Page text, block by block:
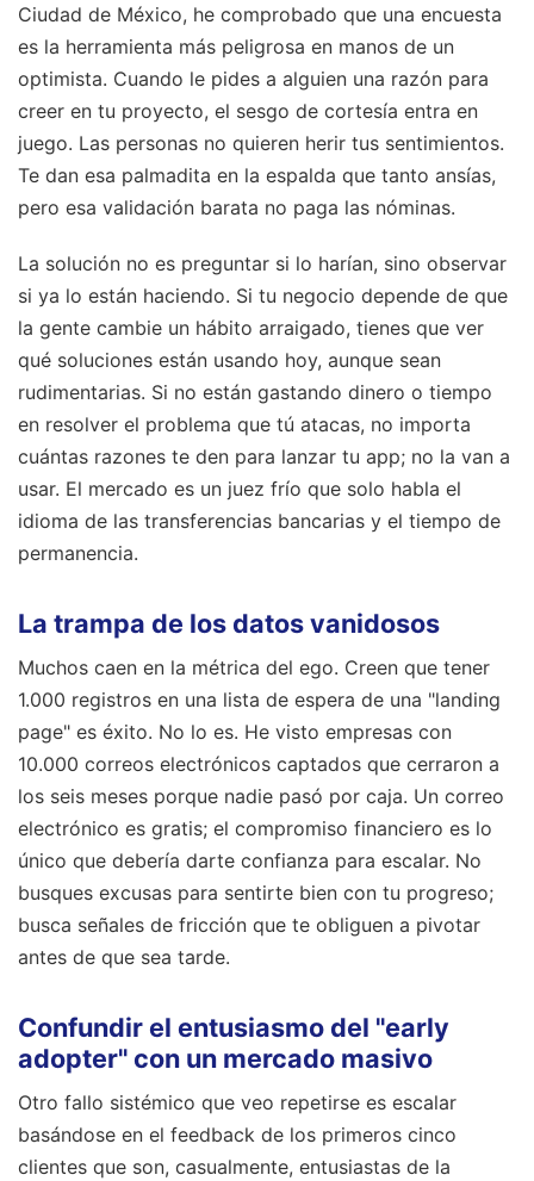
Ciudad de México, he comprobado que una encuesta
es la herramienta más peligrosa en manos de un
optimista. Cuando le pides a alguien una razón para
creer en tu proyecto, el sesgo de cortesía entra en
juego. Las personas no quieren herir tus sentimientos.
Te dan esa palmadita en la espalda que tanto ansías,
pero esa validación barata no paga las nóminas.
La solución no es preguntar si lo harían, sino observar
si ya lo están haciendo. Si tu negocio depende de que
la gente cambie un hábito arraigado, tienes que ver
qué soluciones están usando hoy, aunque sean
rudimentarias. Si no están gastando dinero o tiempo
en resolver el problema que tú atacas, no importa
cuántas razones te den para lanzar tu app; no la van a
usar. El mercado es un juez frío que solo habla el
idioma de las transferencias bancarias y el tiempo de
permanencia.
La trampa de los datos vanidosos
Muchos caen en la métrica del ego. Creen que tener
1.000 registros en una lista de espera de una "landing
page" es éxito. No lo es. He visto empresas con
10.000 correos electrónicos captados que cerraron a
los seis meses porque nadie pasó por caja. Un correo
electrónico es gratis; el compromiso financiero es lo
único que debería darte confianza para escalar. No
busques excusas para sentirte bien con tu progreso;
busca señales de fricción que te obliguen a pivotar
antes de que sea tarde.
Confundir el entusiasmo del "early
adopter" con un mercado masivo
Otro fallo sistémico que veo repetirse es escalar
basándose en el feedback de los primeros cinco
clientes que son, casualmente, entusiastas de la